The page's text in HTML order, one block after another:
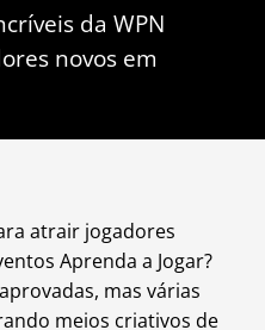
da WPN
novos em
atrair jogadores
Aprenda a Jogar?
mas várias
meios criativos de